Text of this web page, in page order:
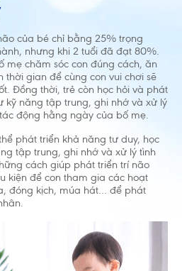
của bé chỉ bằng 25% trọng
nhưng khi 2 tuổi đã đạt 80%.
mẹ chăm sóc con đúng cách, ăn
thời gian để cùng con vui chơi sẽ
Đồng thời, trẻ còn học hỏi và phát
kỹ năng tập trung, ghi nhớ và xử lý
động hằng ngày của bố mẹ.
phát triển khả năng tư duy, học
tập trung, ghi nhớ và xử lý tình
cách giúp phát triển trí não
kiện để con tham gia các hoạt
đóng kịch, múa hát… để phát